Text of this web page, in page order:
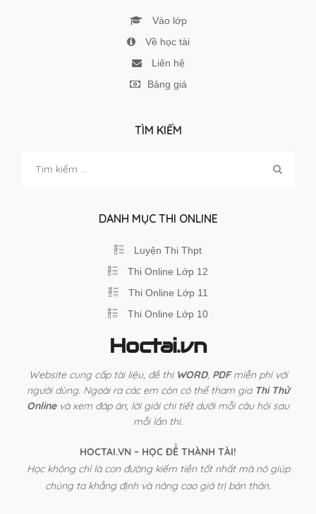
Vào lớp
Về học tài
Liên hệ
Bảng giá
TÌM KIẾM
kiếm
DANH MỤC THI ONLINE
Luyện Thi Thpt
Thi Online Lớp 12
Thi Online Lớp 11
Thi Online Lớp 10
Hoctai.vn
Website cung cấp tài liệu, đề thi WORD, PDFmiễn phí với
người dùng. Ngoài ra các em còn có thể tham gia Thi Thử
Onlinevà xem đáp án, lời giải chi tiết dưới mỗi câu hỏi sau
mỗi lần thi.
HOCTAI.VN – HỌC ĐỂ THÀNH TÀI!
Học không chỉ là con đường kiếm tiền tốt nhất mà nó giúp
chúng ta khẳng định và nâng cao giá trị bản thân.